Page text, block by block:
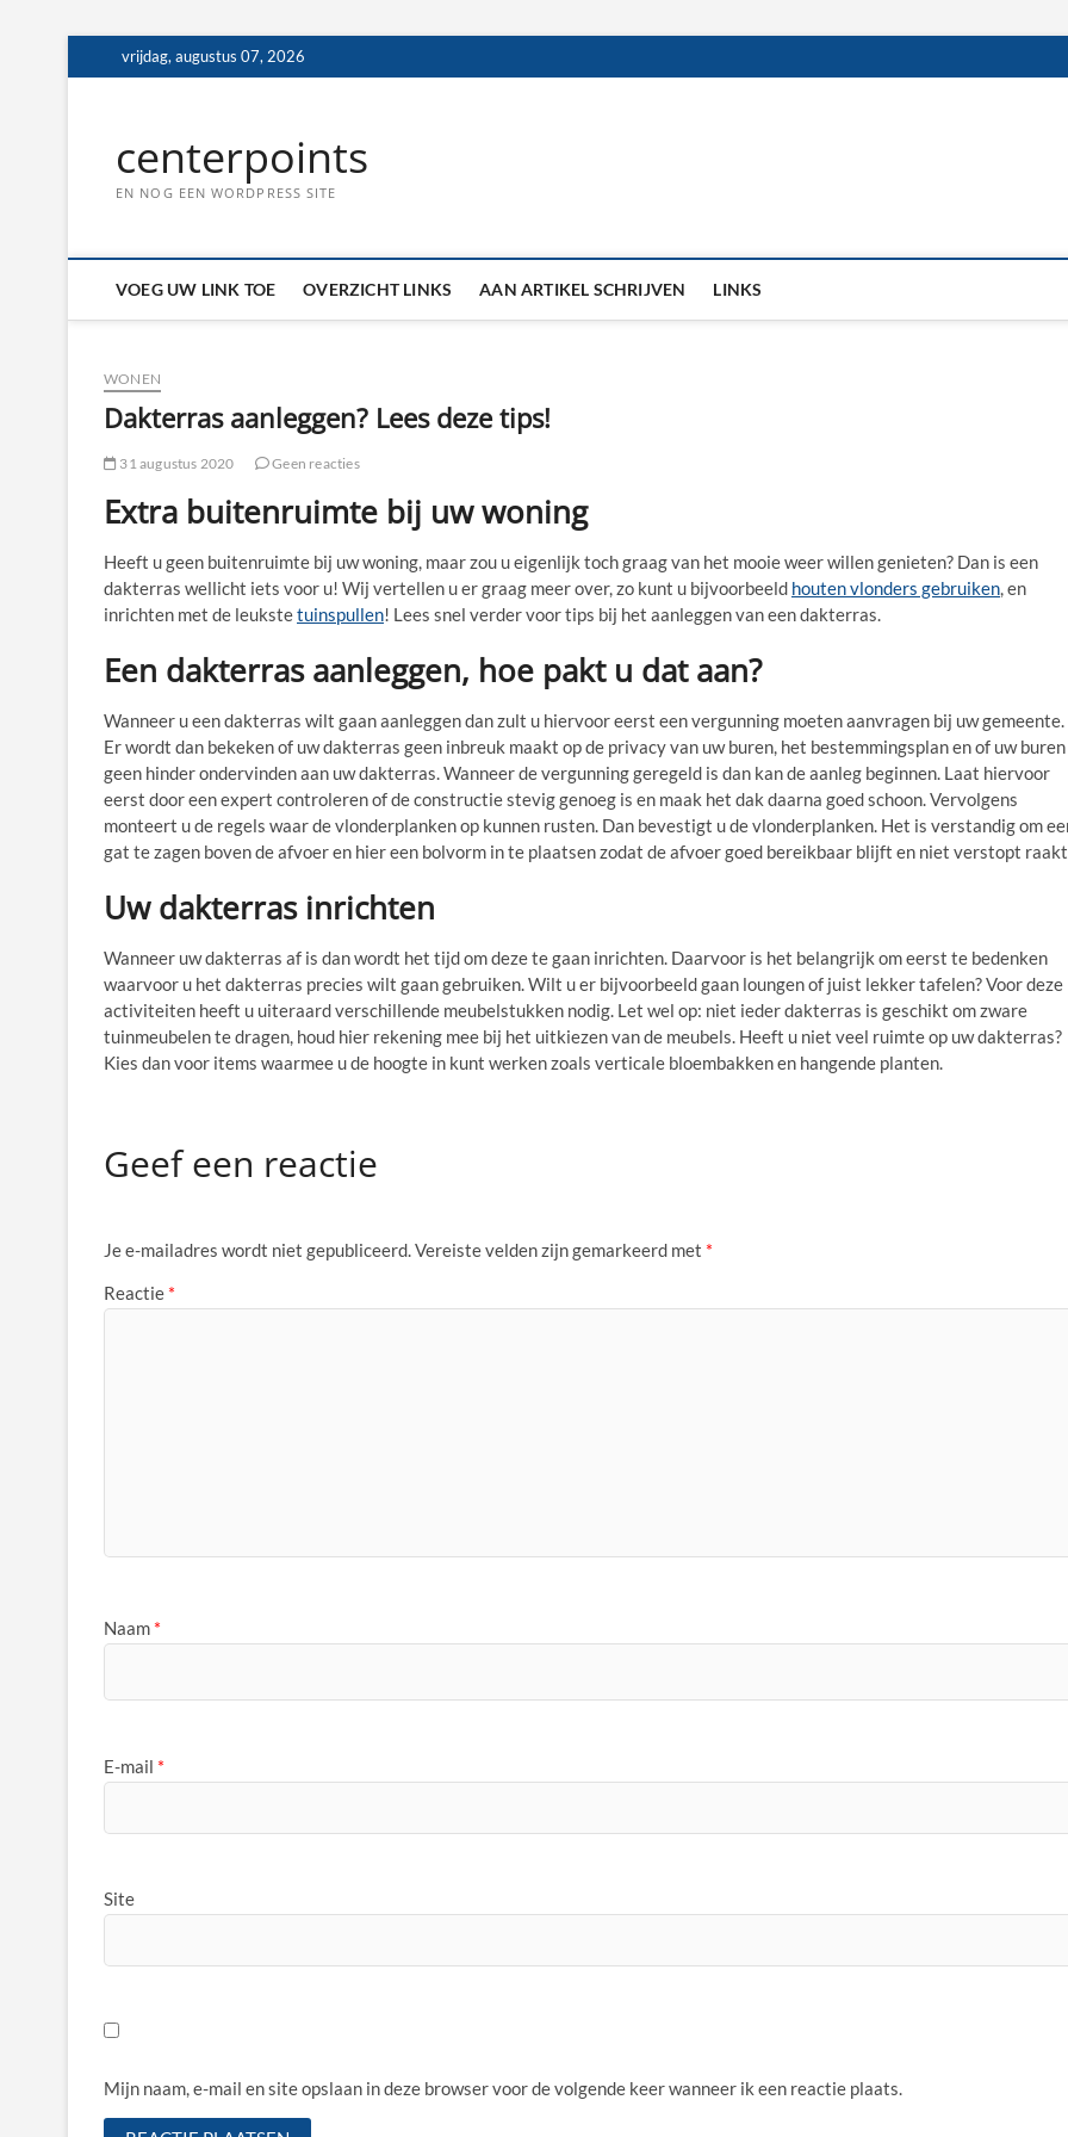
naar
vrijdag, augustus 07, 2026
centerpoints
EN NOG EEN WORDPRESS SITE
VOEG UW LINK TOE OVERZICHT LINKS AAN ARTIKEL SCHRIJVEN LINKS
WONEN
Dakterras aanleggen? Lees deze tips!
31 augustus 2020 Geen reacties
Extra buitenruimte bij uw woning
Heeft u geen buitenruimte bij uw woning, maar zou u eigenlijk toch graag van het mooie weer willen genieten? Dan is een
dakterras wellicht iets voor u! Wij vertellen u er graag meer over, zo kunt u bijvoorbeeld houten vlonders gebruiken, en
inrichten met de leukstetuinspullen! Lees snel verder voor tips bij het aanleggen van een dakterras.
Een dakterras aanleggen, hoe pakt u dat aan?
Wanneer u een dakterras wilt gaan aanleggen dan zult u hiervoor eerst een vergunning moeten aanvragen bij uw gemeente.
Er wordt dan bekeken of uw dakterras geen inbreuk maakt op de privacy van uw buren, het bestemmingsplan en of uw buren
geen hinder ondervinden aan uw dakterras. Wanneer de vergunning geregeld is dan kan de aanleg beginnen. Laat hiervoor
eerst door een expert controleren of de constructie stevig genoeg is en maak het dak daarna goed schoon. Vervolgens
monteert u de regels waar de vlonderplanken op kunnen rusten. Dan bevestigt u de vlonderplanken. Het is verstandig om
gat te zagen boven de afvoer en hier een bolvorm in te plaatsen zodat de afvoer goed bereikbaar blijft en niet verstopt
Uw dakterras inrichten
Wanneer uw dakterras af is dan wordt het tijd om deze te gaan inrichten. Daarvoor is het belangrijk om eerst te bedenken
waarvoor u het dakterras precies wilt gaan gebruiken. Wilt u er bijvoorbeeld gaan loungen of juist lekker tafelen? Voor deze
activiteiten heeft u uiteraard verschillende meubelstukken nodig. Let wel op: niet ieder dakterras is geschikt om zware
tuinmeubelen te dragen, houd hier rekening mee bij het uitkiezen van de meubels. Heeft u niet veel ruimte op uw dakterras?
Kies dan voor items waarmee u de hoogte in kunt werken zoals verticale bloembakken en hangende planten.
Geef een reactie
Je e-mailadres wordt niet gepubliceerd.Vereiste velden zijn gemarkeerd met *
Reactie *
Naam *
E-mail *
Site
Mijn naam, e-mail en site opslaan in deze browser voor de volgende keer wanneer ik een reactie plaats.